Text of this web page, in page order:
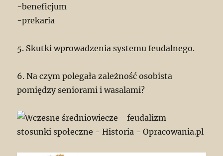
-beneficjum
-prekaria
5. Skutki wprowadzenia systemu feudalnego.
6. Na czym polegała zależność osobista
pomiędzy seniorami i wasalami?